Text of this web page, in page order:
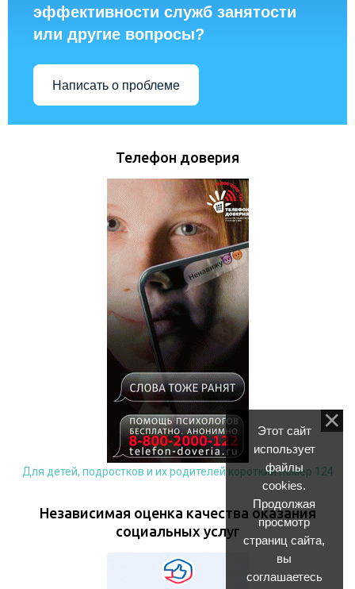
эффективности служб занятости
или другие вопросы?
Написать о проблеме
Телефон доверия
Для детей, подростков и их родителей короткий номер 124
Независимая оценка качества оказания
социальных услуг
Этот сайт
использует
файлы
cookies.
Продолжая
просмотр
страниц сайта,
вы
соглашаетесь